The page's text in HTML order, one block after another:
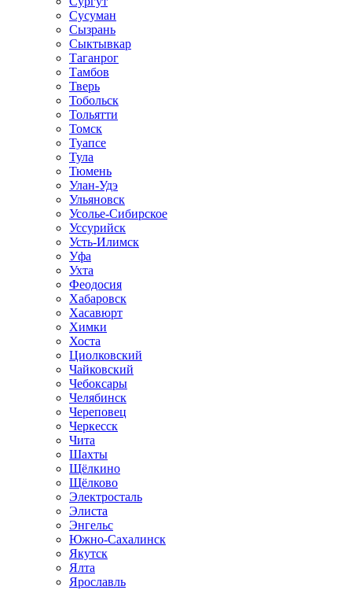
Сусуман
Сызрань
Сыктывкар
Таганрог
Тамбов
Тверь
Тобольск
Тольятти
Томск
Туапсе
Тула
Тюмень
Улан-Удэ
Ульяновск
Усолье-Сибирское
Уссурийск
Усть-Илимск
Уфа
Ухта
Феодосия
Хабаровск
Хасавюрт
Химки
Хоста
Циолковский
Чайковский
Чебоксары
Челябинск
Череповец
Черкесск
Чита
Шахты
Щёлкино
Щёлково
Электросталь
Элиста
Энгельс
Южно-Сахалинск
Якутск
Ялта
Ярославль